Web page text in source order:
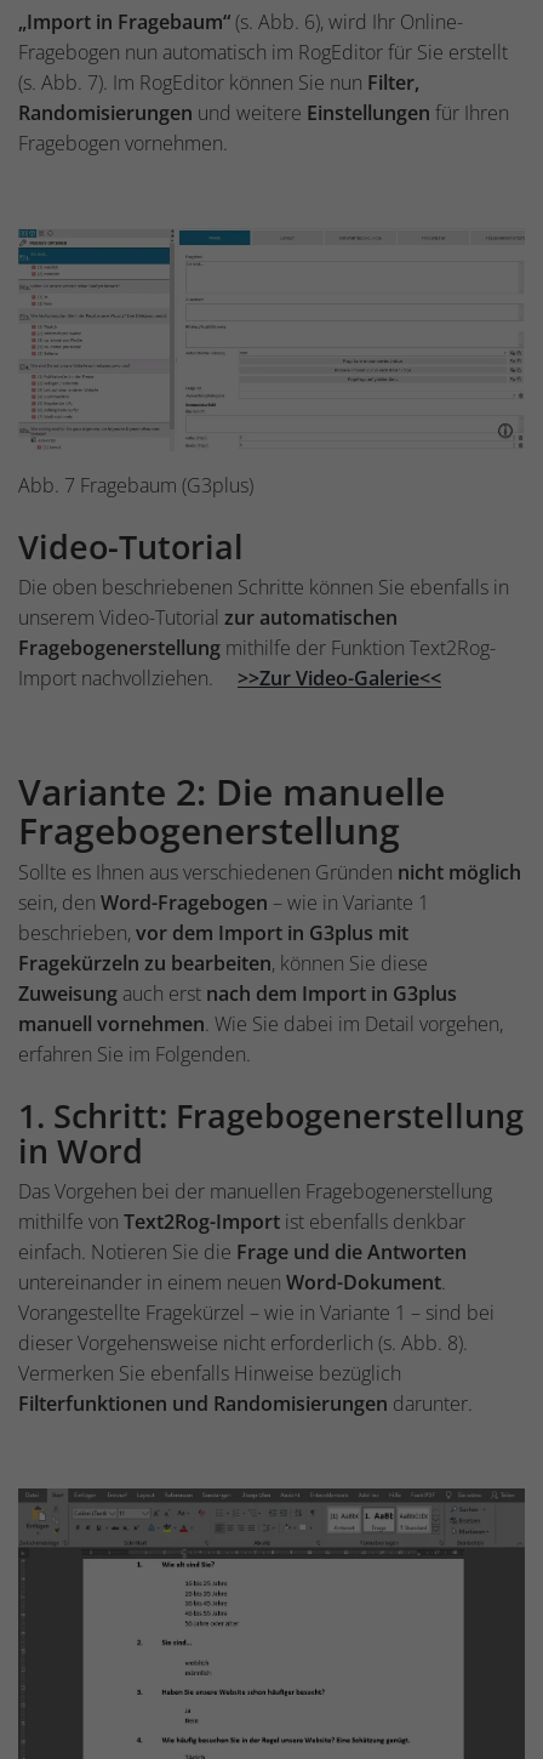
„Import in Fragebaum“(s. Abb. 6), wird Ihr Online-
Fragebogen nun automatisch im RogEditor für Sie erstellt
(s. Abb. 7). Im RogEditor können Sie nun Filter,
Randomisierungen und weitere Einstellungen für Ihren
Fragebogen vornehmen.
Abb. 7 Fragebaum (G3plus)
Video-Tutorial
Die oben beschriebenen Schritte können Sie ebenfalls in
unserem Video-Tutorial zur automatischen
Fragebogenerstellung mithilfe der Funktion Text2Rog-
Import nachvollziehen. >>Zur Video-Galerie<<
Variante 2: Die manuelle
Fragebogenerstellung
Sollte es Ihnen aus verschiedenen Gründen nicht möglich
sein, den Word-Fragebogen – wie in Variante 1
beschrieben,vor dem Import in G3plus mit
Fragekürzeln zu bearbeiten, können Sie diese
Zuweisung auch erst nach dem Import in G3plus
manuell vornehmen. Wie Sie dabei im Detail vorgehen,
erfahren Sie im Folgenden.
1. Schritt: Fragebogenerstellung
in Word
Das Vorgehen bei der manuellen Fragebogenerstellung
mithilfe von Text2Rog-Import ist ebenfalls denkbar
einfach. Notieren Sie die Frage und die Antworten
untereinander in einem neuen Word-Dokument.
Vorangestellte Fragekürzel – wie in Variante 1 – sind bei
dieser Vorgehensweise nicht erforderlich (s. Abb. 8).
Vermerken Sie ebenfalls Hinweise bezüglich
Filterfunktionen und Randomisierungen darunter.